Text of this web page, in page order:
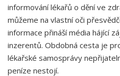
informování lékařů o dění ve
můžeme na vlastní oči
informace přináší média hájící
inzerentů. Obdobná cesta je
lékařské samosprávy
peníze nestojí.